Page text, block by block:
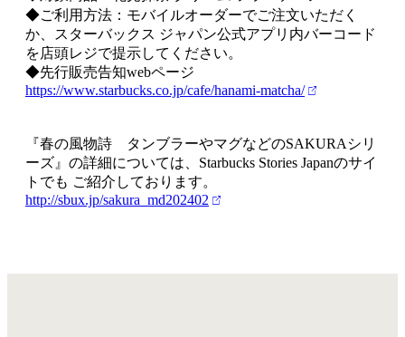
◆ご利用方法：モバイルオーダーでご注文いただく
か、スターバックス ジャパン公式アプリ内バーコード
を店頭レジで提示してください。
◆先行販売告知webページ
https://www.starbucks.co.jp/cafe/hanami-matcha/
『春の風物詩 タンブラーやマグなどのSAKURAシリ
ーズ』の詳細については、Starbucks Stories Japanのサイ
トでも ご紹介しております。
http://sbux.jp/sakura_md202402